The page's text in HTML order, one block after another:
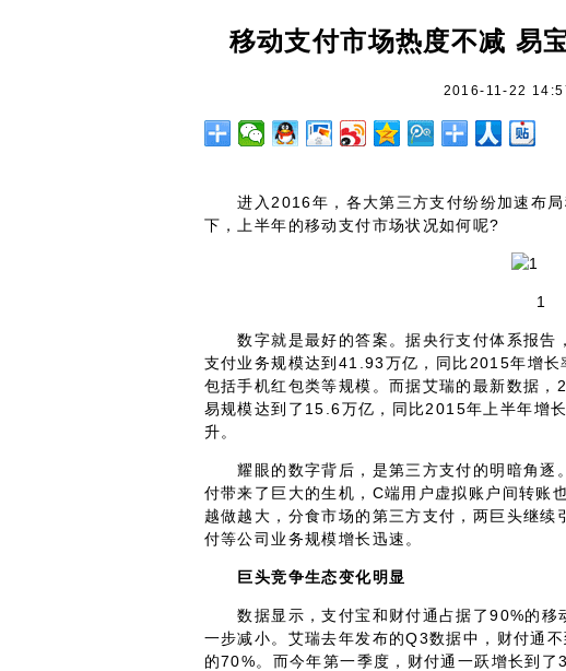
移动支付市场热度不减 易
2016-11-22
进入2016年，各大第三方支付纷纷加速布局
下，上半年的移动支付市场状况如何呢?
1
数字就是最好的答案。据央行支付体系报告
支付业务规模达到41.93万亿，同比2015年增
包括手机红包类等规模。而据艾瑞的最新数据
易规模达到了15.6万亿，同比2015年上半年增
升。
耀眼的数字背后，是第三方支付的明暗角逐
付带来了巨大的生机，C端用户虚拟账户间转账
越做越大，分食市场的第三方支付，两巨头继续
付等公司业务规模增长迅速。
巨头竞争生态变化明显
数据显示，支付宝和财付通占据了90%的移
一步减小。艾瑞去年发布的Q3数据中，财付通
的70%。而今年第一季度，财付通一跃增长到了